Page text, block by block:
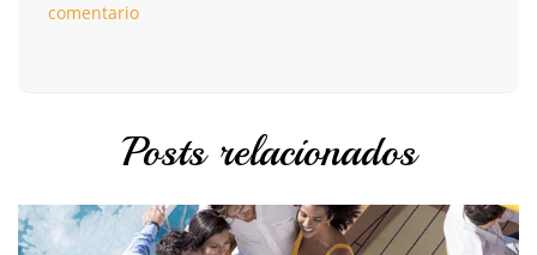
comentario
Posts relacionados